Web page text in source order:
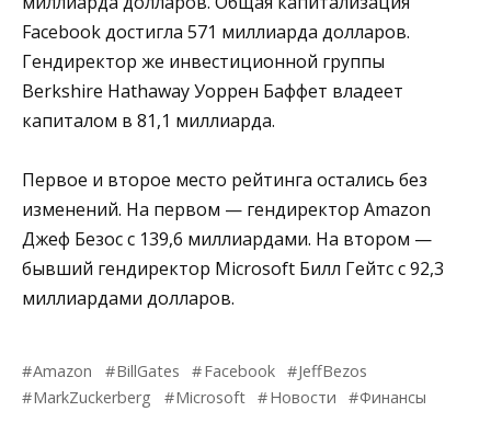
Facebook достигла 571 миллиарда долларов.
Гендиректор же инвестиционной группы
Berkshire Hathaway Уоррен Баффет владеет
капиталом в 81,1 миллиарда.
Первое и второе место рейтинга остались без
изменений. На первом — гендиректор Amazon
Джеф Безос с 139,6 миллиардами. На втором —
бывший гендиректор Microsoft Билл Гейтс с 92,3
миллиардами долларов.
Amazon BillGates Facebook
JeffBezos
MarkZuckerberg
Microsoft Новости Финансы